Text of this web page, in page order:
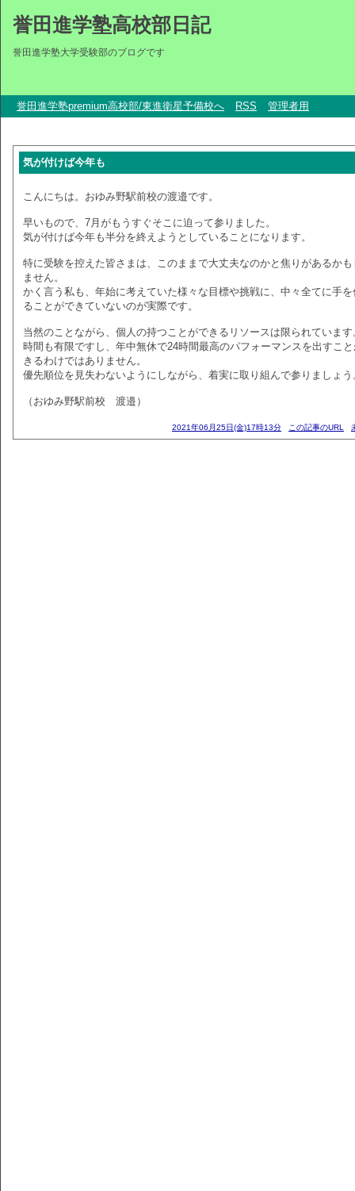
誉田進学塾高校部日記
誉田進学塾大学受験部のブログです
誉田進学塾premium高校部/東進衛星予備校へ RSS 管理者用
気が付けば今年も
こんにちは。おゆみ野駅前校の渡邉です。
早いもので、7月がもうすぐそこに迫って参りました。
気が付けば今年も半分を終えようとしていることになります。
特に受験を控えた皆さまは、このままで大丈夫なのかと焦りがあるかも
ません。
かく言う私も、年始に考えていた様々な目標や挑戦に、中々全てに手を
ることができていないのが実際です。
当然のことながら、個人の持つことができるリソースは限られています
時間も有限ですし、年中無休で24時間最高のパフォーマンスを出すこ
きるわけではありません。
優先順位を見失わないようにしながら、着実に取り組んで参りましょう
（おゆみ野駅前校 渡邉）
2021年06月25日(金)17時13分 この記事のURL